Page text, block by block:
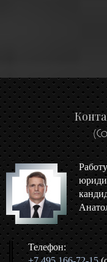
Телефон: